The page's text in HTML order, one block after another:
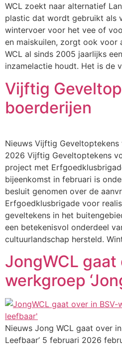
WCL zoekt naar alternatief
plastic dat wordt gebruikt als
wintervoer voor het vee of
en maiskuilen, zorgt ook voor
WCL al sinds 2005 jaarlijks
inzamelactie houdt. Het is de
Vijftig
boerderijen
Nieuws Vijftig
2026 Vijftig Geveltoptekens
project met
bijeenkomst in februari is
besluit genomen over de
Erfgoedklusbrigade voor
geveltekens in het
een betekenisvol onderdeel
cultuurlandschap hersteld.
JongWCL gaat
werkgroep
Nieuws Jong WCL gaat over
Leefbaar’ 5 februari 2026